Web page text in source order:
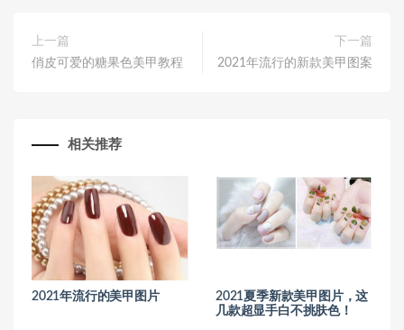
上一篇
俏皮可爱的糖果色美甲教程
下一篇
2021年流行的新款美甲图案
相关推荐
2021年流行的美甲图片
2021夏季新款美甲图片，这
几款超显手白不挑肤色！